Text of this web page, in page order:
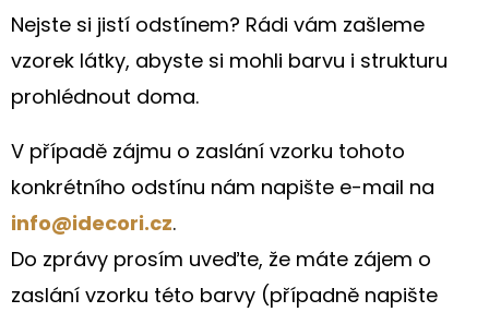
Nejste si jistí odstínem? Rádi vám zašleme
vzorek látky, abyste si mohli barvu i strukturu
prohlédnout doma.
V případě zájmu o zaslání vzorku tohoto
konkrétního odstínu nám napište e-mail na
info@idecori.cz.
Do zprávy prosím uveďte, že máte zájem o
zaslání vzorku této barvy (případně napište